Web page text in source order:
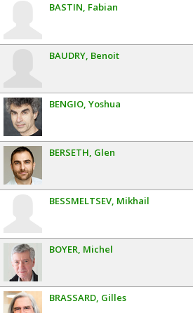
BASTIN Fabian
BAUDRY Benoit
BENGIO Yoshua
BERSETH Glen
BESSMELTSEV Mikhail
BOYER Michel
BRASSARD Gilles